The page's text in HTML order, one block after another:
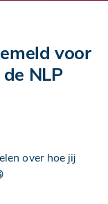
voor
NLP
over hoe jij